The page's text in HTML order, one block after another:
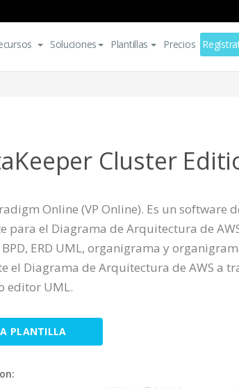
Soluciones Plantillas Precios
Cluster
Online (VP Online). Es un software
para el Diagrama de Arquitectura de
ERD UML, organigrama y
el Diagrama de Arquitectura de AWS a
editor UML.
PLANTILLA